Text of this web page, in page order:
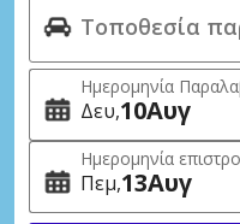
Ημερομηνία
Δευ 10Αυγ
Ημερομηνία
Πεμ 13Αυγ